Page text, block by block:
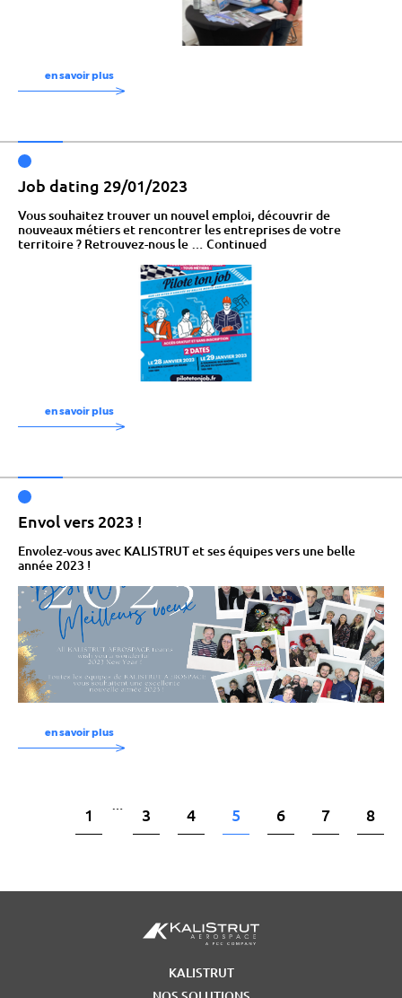
en savoir plus
Job dating 29/01/2023
Vous souhaitez trouver un nouvel emploi, découvrir de
nouveaux métiers et rencontrer les entreprises de votre
territoire ? Retrouvez-nous le … Continued
en savoir plus
Envol vers 2023 !
Envolez-vous avec KALISTRUT et ses équipes vers une belle
année 2023 !
en savoir plus
1 3 4 5 6 7 8
KALISTRUT